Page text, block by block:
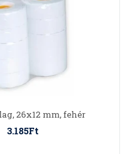
26x12 mm, fehér
3.185Ft